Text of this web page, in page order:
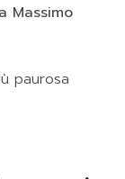
Massimo
paurosa